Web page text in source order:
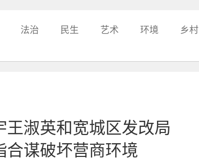
法治 民生 艺术 环境 乡村
淑英和宽城区发改局
合谋破坏营商环境